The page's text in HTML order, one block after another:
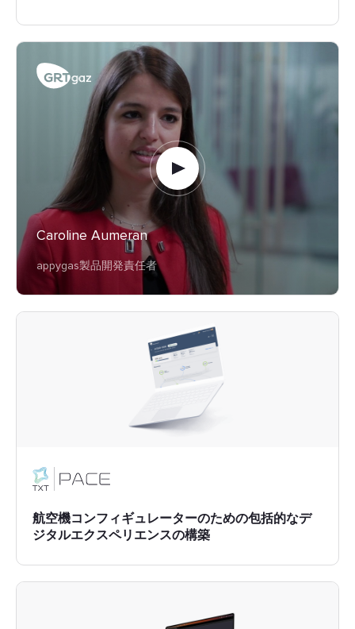
Caroline Aumeran
appygas製品開発責任者
航空機コンフィギュレーターのための包括的なデ
ジタルエクスペリエンスの構築